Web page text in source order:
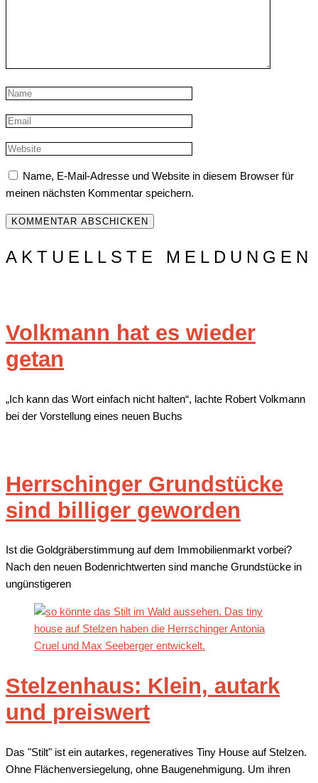
Name, E-Mail-Adresse und Website in diesem Browser für
meinen nächsten Kommentar speichern.
AKTUELLSTE MELDUNGEN
Volkmann hat es wieder
getan
„Ich kann das Wort einfach nicht halten“, lachte Robert Volkmann
bei der Vorstellung eines neuen Buchs
Herrschinger Grundstücke
sind billiger geworden
Ist die Goldgräberstimmung auf dem Immobilienmarkt vorbei?
Nach den neuen Bodenrichtwerten sind manche Grundstücke in
ungünstigeren
Stelzenhaus: Klein, autark
und preiswert
Das "Stilt" ist ein autarkes, regeneratives Tiny House auf Stelzen.
Ohne Flächenversiegelung, ohne Baugenehmigung. Um ihren